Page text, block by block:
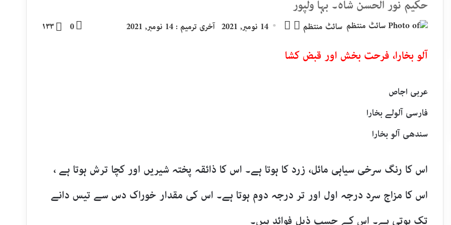
حکیم نور الحسن شاہ۔ بہا ولپور
سائٹ منتظم
Follow
X
Send14 نومبر, 2021 آخری ترمیم : 14 نومبر, 2021 0 ۱۳۳
آلو بخارا، فرحت بخش اور قبض کشا
عربی اجاص
فارسی آلولے بخارا
سندھی آلو بخارا
اس کا رنگ سرخی سیاہی مائل، زرد کا ہوتا ہے۔ اس کا ذائقہ پختہ شیریں اور کچا ترش ہوتا ہے ،
اس کا مزاج سرد درجہ اول اور تر درجہ دوم ہوتا ہے۔ اس کی مقدار خوراک دس سے تیس دانے
تک ہوتی ہے۔ اس کے حسب ذیل فوائد ہیں۔